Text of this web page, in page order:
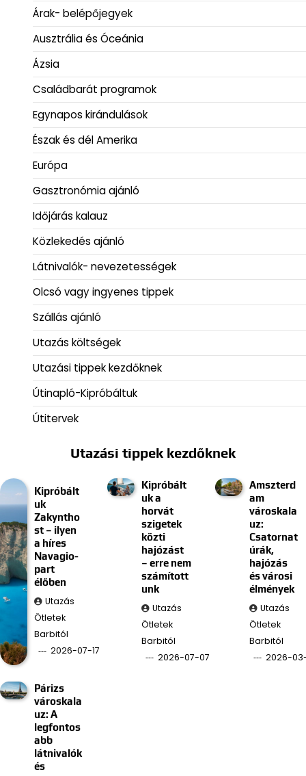
Árak- belépőjegyek
Ausztrália és Óceánia
Ázsia
Családbarát programok
Egynapos kirándulások
Észak és dél Amerika
Európa
Gasztronómia ajánló
Időjárás kalauz
Közlekedés ajánló
Látnivalók- nevezetességek
Olcsó vagy ingyenes tippek
Szállás ajánló
Utazás költségek
Utazási tippek kezdőknek
Útinapló-Kipróbáltuk
Útitervek
Utazási tippek kezdőknek
Kipróbált
uk
Zakyntho
st – ilyen
a híres
Navagio-
part
élőben
Utazás
Ötletek
Barbitól
2026-07-17
Kipróbált
uk a
horvát
szigetek
közti
hajózást
– erre nem
számított
unk
Utazás
Ötletek
Barbitól
2026-07-07
Amszterd
am
városkala
uz:
Csatornat
úrák,
hajózás
és városi
élmények
Utazás
Ötletek
Barbitól
2026-
Párizs
városkala
uz: A
legfontos
abb
látnivalók
és